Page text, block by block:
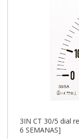
3IN CT 30/5 dial
6 SEMANAS]